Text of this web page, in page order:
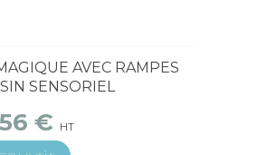
AVEC RAMPES
SENSORIEL
€ HT